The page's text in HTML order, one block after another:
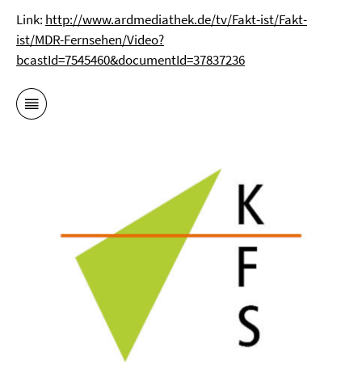
Link: http://www.ardmediathek.de/tv/Fakt-ist/Fakt-
ist/MDR-Fernsehen/Video?
bcastId=7545460&documentId=37837236